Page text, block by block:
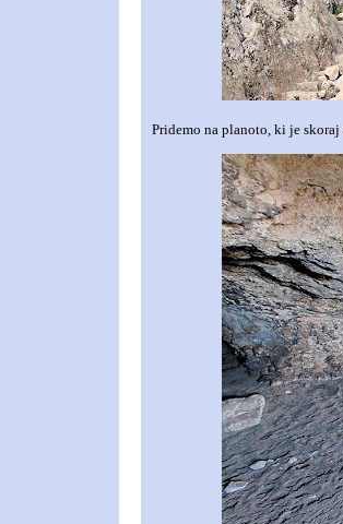
Pridemo na planoto, ki je